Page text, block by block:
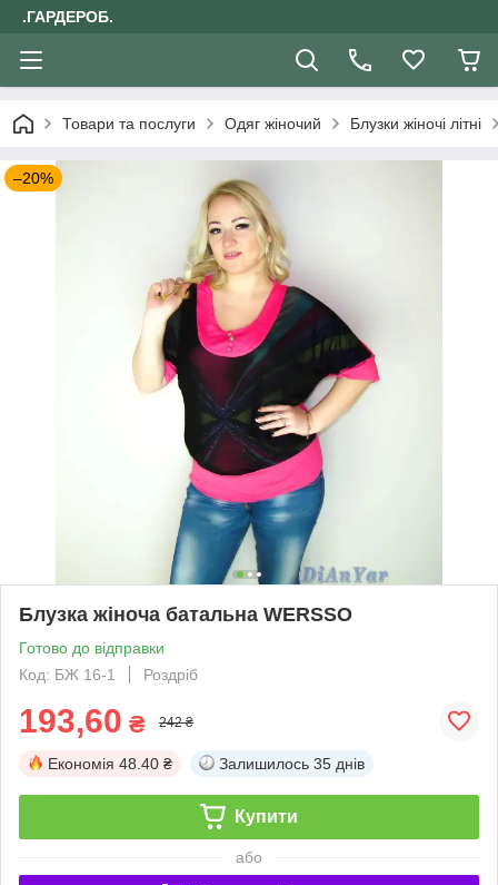
.ГАРДЕРОБ.
Товари та послуги Одяг жіночий Блузки жіночі літні
–20%
Блузка жіноча батальна WERSSO
Готово до відправки
Код: БЖ 16-1
Роздріб
193,60 ₴ 242 ₴
Економія 48.40 ₴ Залишилось 35 днів
Купити
або